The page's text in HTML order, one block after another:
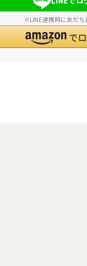
※LINE連携時に友だち